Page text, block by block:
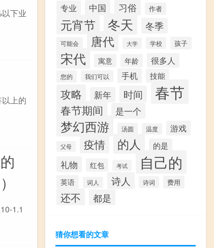
下业
上的
1.1
专业 中国 习俗 作者
元宵节 冬天 冬季
可能会 唐代 大学 学校 孩子
宋代 寓意 年龄 很多人
您的 我们可以 手机 技能
攻略 新年 时间 春节
春节期间 是一个
梦幻西游 汤圆 温度 游戏
父母 疫情 的人 的是
礼物 红包 考试 自己的
英语 词人 诗人 诗词 费用
还不 都是
猜你想看的文章